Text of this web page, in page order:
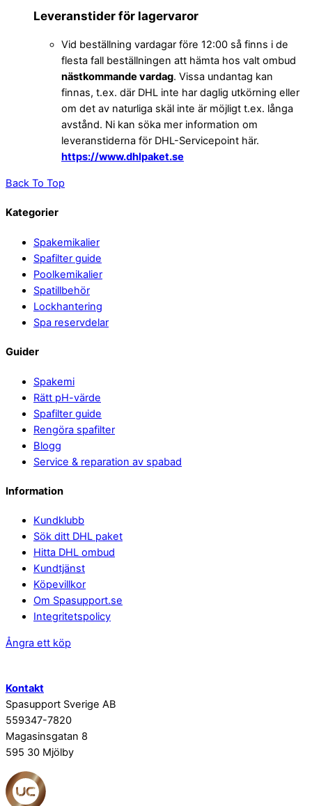
Leveranstider för lagervaror
Vid beställning vardagar före 12:00 så finns i de
flesta fall beställningen att hämta hos valt ombud
nästkommande vardag. Vissa undantag kan
finnas, t.ex. där DHL inte har daglig utkörning eller
om det av naturliga skäl inte är möjligt t.ex. långa
avstånd. Ni kan söka mer information om
leveranstiderna för DHL-Servicepoint här.
https://www.dhlpaket.se
Back To Top
Kategorier
Spakemikalier
Spafilter guide
Poolkemikalier
Spatillbehör
Lockhantering
Spa reservdelar
Guider
Spakemi
Rätt pH-värde
Spafilter guide
Rengöra spafilter
Blogg
Service & reparation av spabad
Information
Kundklubb
Sök ditt DHL paket
Hitta DHL ombud
Kundtjänst
Köpevillkor
Om Spasupport.se
Integritetspolicy
Ångra ett köp
Kontakt
Spasupport Sverige AB
559347-7820
Magasinsgatan 8
595 30 Mjölby